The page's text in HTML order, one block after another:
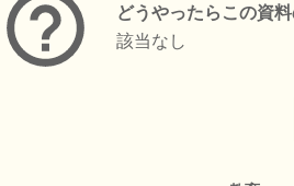
どうやったらこの資
該当なし